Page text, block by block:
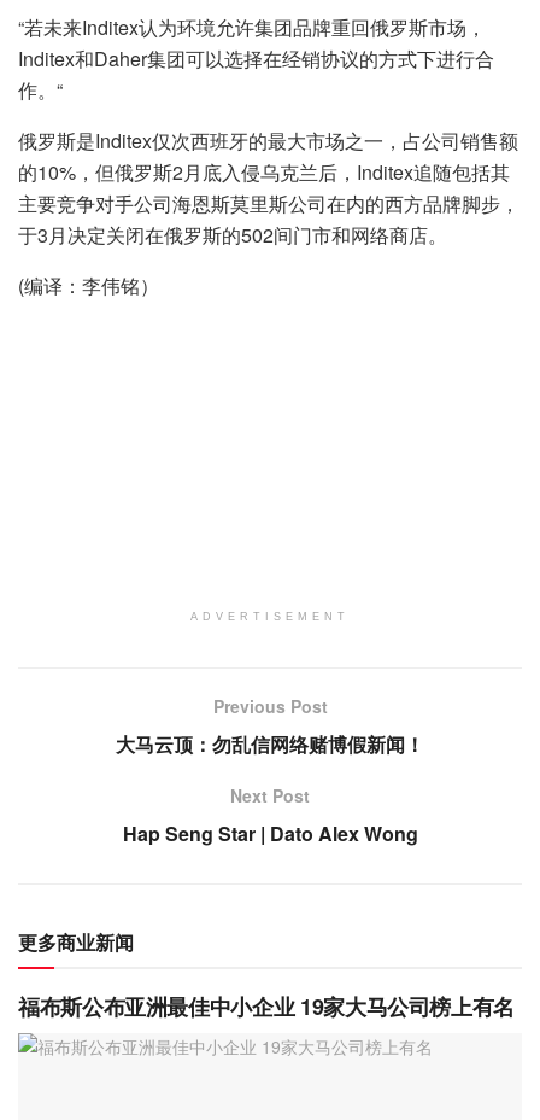
“若未来Inditex认为环境允许集团品牌重回俄罗斯市场，
Inditex和Daher集团可以选择在经销协议的方式下进行合
作。“
俄罗斯是Inditex仅次西班牙的最大市场之一，占公司销售额
的10%，但俄罗斯2月底入侵乌克兰后，Inditex追随包括其
主要竞争对手公司海恩斯莫里斯公司在内的西方品牌脚步，
于3月决定关闭在俄罗斯的502间门市和网络商店。
(编译：李伟铭）
ADVERTISEMENT
Previous Post
大马云顶：勿乱信网络赌博假新闻！
Next Post
Hap Seng Star | Dato Alex Wong
更多商业新闻
福布斯公布亚洲最佳中小企业 19家大马公司榜上有名